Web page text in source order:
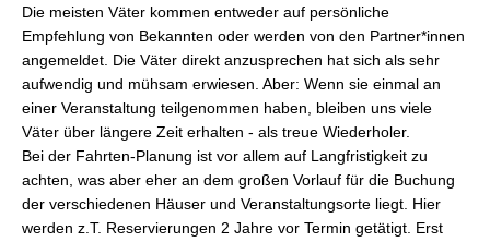
Die meisten Väter kommen entweder auf persönliche
Empfehlung von Bekannten oder werden von den Partner*innen
angemeldet. Die Väter direkt anzusprechen hat sich als sehr
aufwendig und mühsam erwiesen. Aber: Wenn sie einmal an
einer Veranstaltung teilgenommen haben, bleiben uns viele
Väter über längere Zeit erhalten - als treue Wiederholer.
Bei der Fahrten-Planung ist vor allem auf Langfristigkeit zu
achten, was aber eher an dem großen Vorlauf für die Buchung
der verschiedenen Häuser und Veranstaltungsorte liegt. Hier
werden z.T. Reservierungen 2 Jahre vor Termin getätigt. Erst